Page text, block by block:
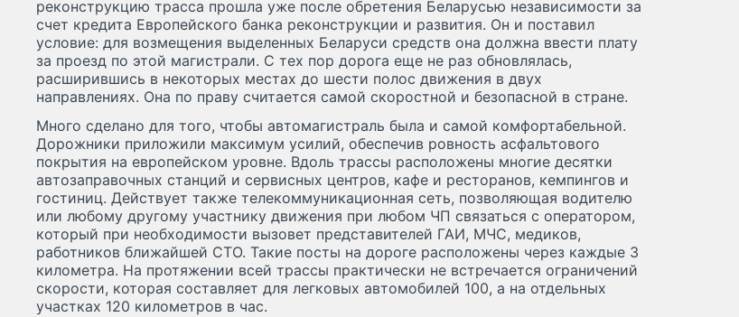
реконструкцию трасса прошла уже после обретения Беларусью независимости за
счет кредита Европейского банка реконструкции и развития. Он и поставил
условие: для возмещения выделенных Беларуси средств она должна ввести плату
за проезд по этой магистрали. С тех пор дорога еще не раз обновлялась,
расширившись в некоторых местах до шести полос движения в двух
направлениях. Она по праву считается самой скоростной и безопасной в стране.
Много сделано для того, чтобы автомагистраль была и самой комфортабельной.
Дорожники приложили максимум усилий, обеспечив ровность асфальтового
покрытия на европейском уровне. Вдоль трассы расположены многие десятки
автозаправочных станций и сервисных центров, кафе и ресторанов, кемпингов и
гостиниц. Действует также телекоммуникационная сеть, позволяющая водителю
или любому другому участнику движения при любом ЧП связаться с оператором,
который при необходимости вызовет представителей ГАИ, МЧС, медиков,
работников ближайшей СТО. Такие посты на дороге расположены через каждые 3
километра. На протяжении всей трассы практически не встречается ограничений
скорости, которая составляет для легковых автомобилей 100, а на отдельных
участках 120 километров в час.